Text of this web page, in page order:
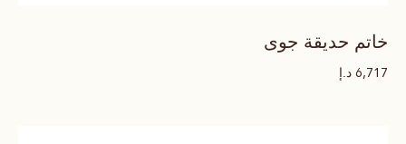
خاتم حديقة جوى
6,717 د.إ